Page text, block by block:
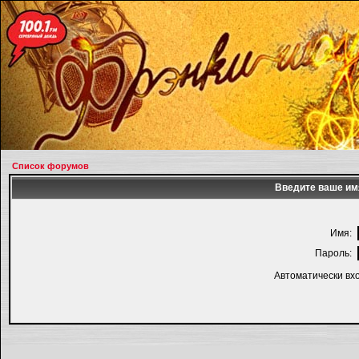
Список форумов
Введите ваше
Имя:
Пароль:
Автоматически